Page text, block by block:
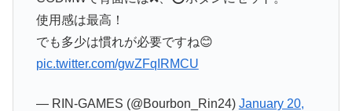
使用感は最高！
でも多少は慣れが必要ですね😊
pic.twitter.com/gwZFqIRMCU
— RIN-GAMES (@Bourbon_Rin24) January 20,